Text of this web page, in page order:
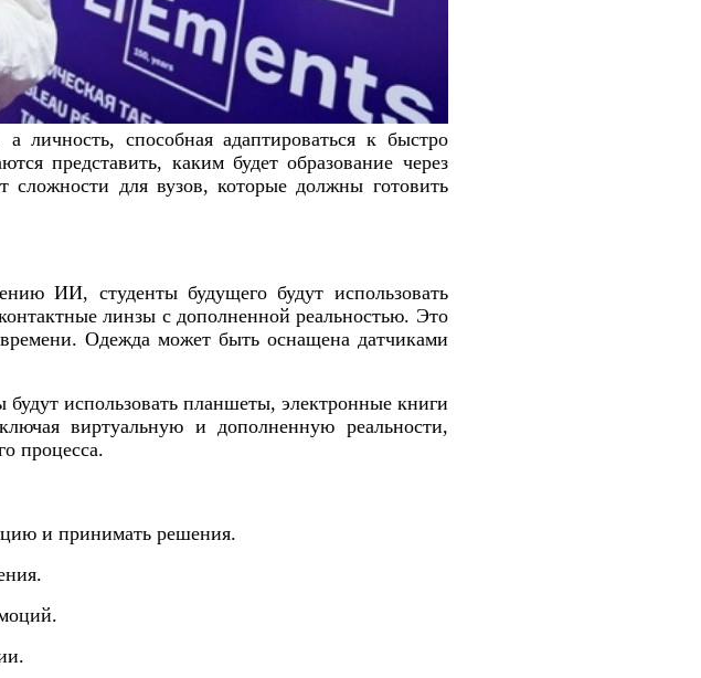
способная адаптироваться к быстро
представить, каким будет образование через
сложности для вузов, которые должны готовить
ИИ, студенты будущего будут использовать
линзы с дополненной реальностью. Это
Одежда может быть оснащена датчиками
использовать планшеты, электронные книги
виртуальную и дополненную реальности,
процесса.
и принимать решения.